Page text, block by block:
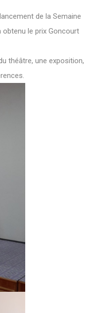
de la Semaine
obtenu le prix Goncourt
théâtre, une exposition,